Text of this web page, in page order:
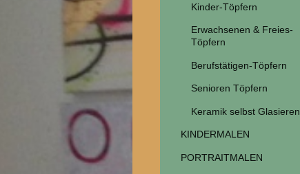
Kinder-Töpfern
Erwachsenen & Freies-
Töpfern
Berufstätigen-Töpfern
Senioren Töpfern
Keramik selbst Glasieren
KINDERMALEN
PORTRAITMALEN